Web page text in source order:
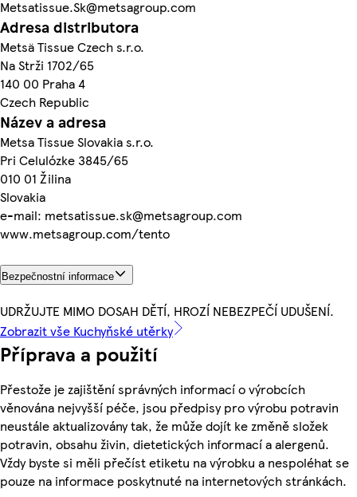
Metsatissue.Sk@metsagroup.com
Adresa distributora
Metsä Tissue Czech s.r.o.
Na Strži 1702/65
140 00 Praha 4
Czech Republic
Název a adresa
Metsa Tissue Slovakia s.r.o.
Pri Celulózke 3845/65
010 01 Žilina
Slovakia
e-mail: metsatissue.sk@metsagroup.com
www.metsagroup.com/tento
Bezpečnostní informace
UDRŽUJTE MIMO DOSAH DĚTÍ, HROZÍ NEBEZPEČÍ UDUŠENÍ.
Zobrazit vše Kuchyňské utěrky
Příprava a použití
Přestože je zajištění správných informací o výrobcích
věnována nejvyšší péče, jsou předpisy pro výrobu potravin
neustále aktualizovány tak, že může dojít ke změně složek
potravin, obsahu živin, dietetických informací a alergenů.
Vždy byste si měli přečíst etiketu na výrobku a nespoléhat se
pouze na informace poskytnuté na internetových stránkách.